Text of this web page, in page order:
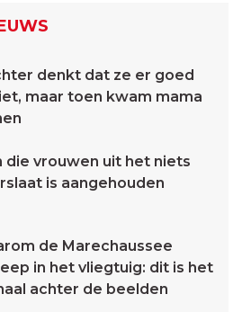
denkt dat ze er goed
maar toen kwam mama
die vrouwen uit het niets
is aangehouden
de Marechaussee
in het vliegtuig: dit is het
achter de beelden